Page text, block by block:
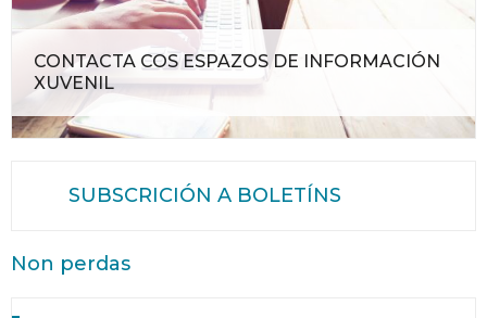
CONTACTA COS ESPAZOS DE INFORMACIÓN
XUVENIL
SUBSCRICIÓN A BOLETÍNS
Non perdas